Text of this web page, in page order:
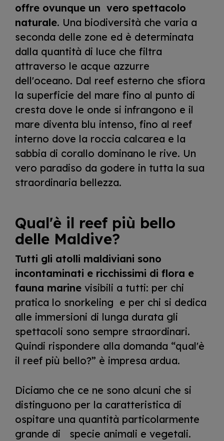
offre ovunque un vero spettacolo
naturale. Una biodiversità che varia a
seconda delle zone ed è determinata
dalla quantità di luce che filtra
attraverso le acque azzurre
dell'oceano. Dal reef esterno che sfiora
la superficie del mare fino al punto di
cresta dove le onde si infrangono e il
mare diventa blu intenso, fino al reef
interno dove la roccia calcarea e la
sabbia di corallo dominano le rive. Un
vero paradiso da godere in tutta la sua
straordinaria bellezza.
Qual'è il reef più bello
delle Maldive?
Tutti gli atolli maldiviani sono
incontaminati e ricchissimi di flora e
fauna marine visibili a tutti: per chi
pratica lo snorkeling e per chi si dedica
alle immersioni di lunga durata gli
spettacoli sono sempre straordinari.
Quindi rispondere alla domanda “qual'è
il reef più bello?” è impresa ardua.
Diciamo che ce ne sono alcuni che si
distinguono per la caratteristica di
ospitare una quantità particolarmente
grande di specie animali e vegetali.